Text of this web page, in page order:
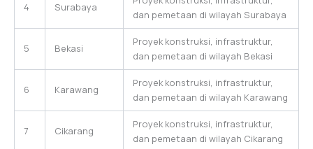
4 Surabaya
dan pemetaan di wilayah Surabaya
5 Bekasi
Proyek konstruksi, infrastruktur,
dan pemetaan di wilayah Bekasi
6 Karawang
Proyek konstruksi, infrastruktur,
dan pemetaan di wilayah Karawang
7 Cikarang
Proyek konstruksi, infrastruktur,
dan pemetaan di wilayah Cikarang